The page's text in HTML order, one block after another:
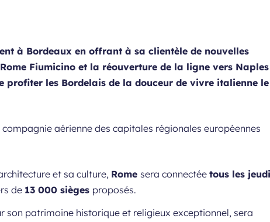
à Bordeaux en offrant à sa clientèle de nouvelles
Fiumicino et la réouverture de la ligne vers Naples
profiter les Bordelais de la douceur de vivre italienne le
aérienne des capitales régionales européennes
et sa culture, Rome sera connectée tous les
de 13 000 sièges proposés.
son patrimoine historique et religieux exceptionnel, sera